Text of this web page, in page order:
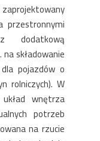
przestronnymi
dodatkową
składowanie
pojazdów o
rolniczych). W
wnętrza
potrzeb
na rzucie